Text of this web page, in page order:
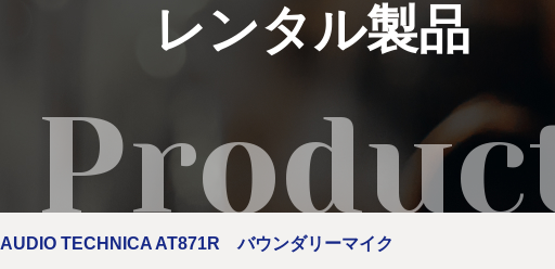
レンタル製品
ご利用の流れ
新着情報
レンタル製品
AUDIO TECHNICA AT871R バウンダリーマイク